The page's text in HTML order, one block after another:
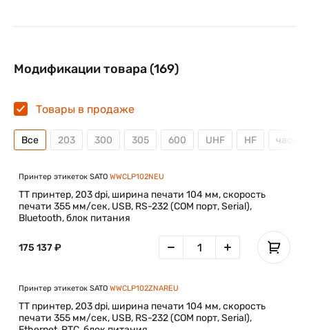
Модификации товара (169)
Товары в продаже
Все 203 300 305 600 UHF HF часы
Принтер этикеток SATO WWCLP102NEU
TT принтер, 203 dpi, ширина печати 104 мм, скорость
печати 355 мм/сек, USB, RS-232 (COM порт, Serial),
Bluetooth, блок питания
175 137 ₽
Принтер этикеток SATO WWCLP102ZNAREU
TT принтер, 203 dpi, ширина печати 104 мм, скорость
печати 355 мм/сек, USB, RS-232 (COM порт, Serial),